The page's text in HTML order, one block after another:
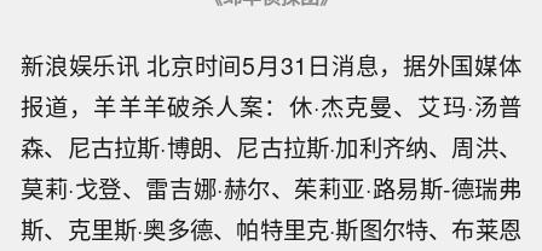
新浪娱乐讯 北京时间5月31日消息，据外国媒体
报道，羊羊羊破杀人案：休·杰克曼、艾玛·汤普
森、尼古拉斯·博朗、尼古拉斯·加利齐纳、周洪、
莫莉·戈登、雷吉娜·赫尔、茱莉亚·路易斯-德瑞弗
斯、克里斯·奥多德、帕特里克·斯图尔特、布莱恩